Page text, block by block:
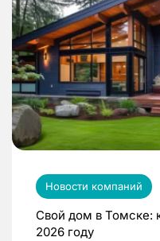
Новости компаний
Свой дом в Томске:
2026 году